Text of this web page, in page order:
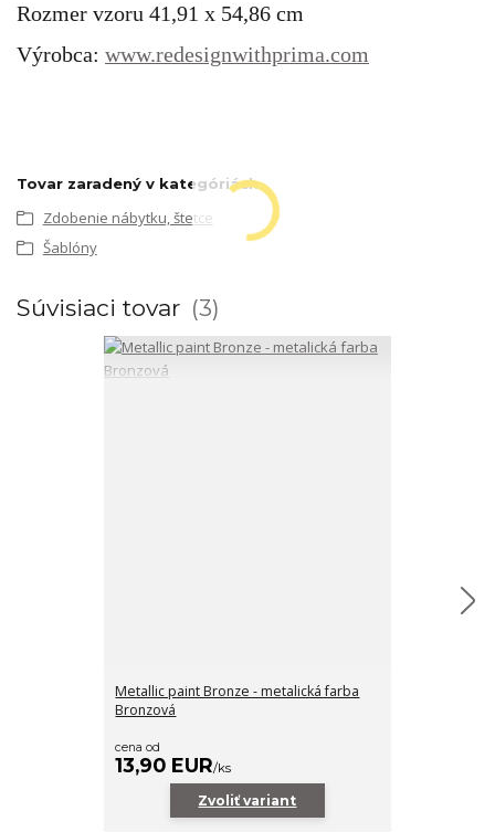
Rozmer vzoru 41,91 x 54,86 cm
Výrobca: www.redesignwithprima.com
Tovar zaradený v kategóriách
Zdobenie nábytku, štetce
Šablóny
Súvisiaci tovar 3
Metallic paint Bronze - metalická farba
Bronzová
cena od
13,90 EUR/ks
Zvoliť variant